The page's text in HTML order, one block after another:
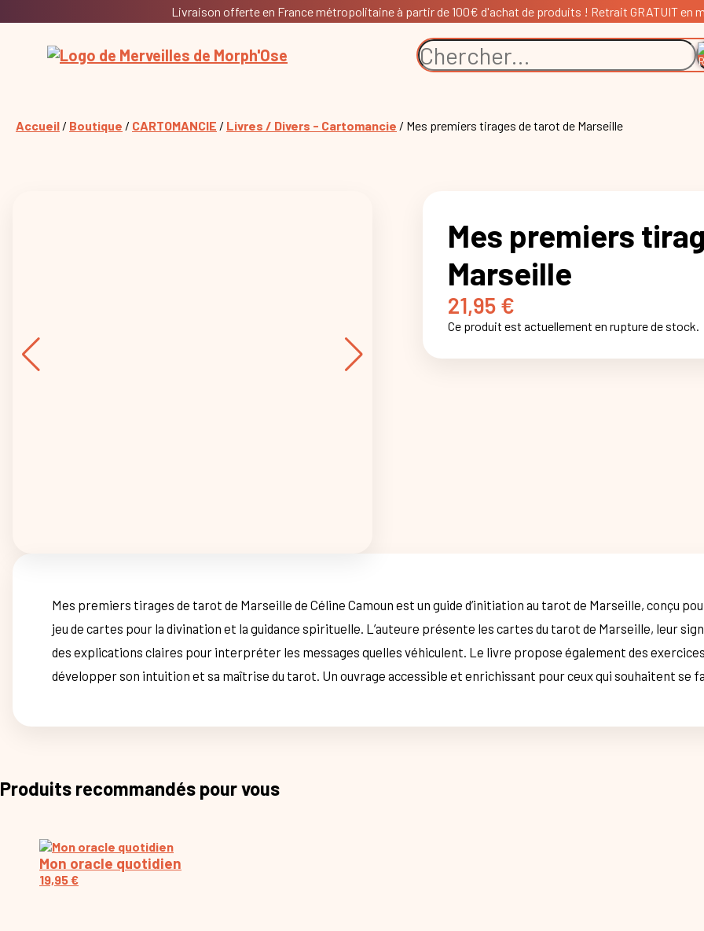
Livraison offerte en France métropolitaine à partir de 100€ d'achat de produits ! Retrait GRATUIT en
Accueil / Boutique / CARTOMANCIE / Livres / Divers - Cartomancie / Mes premiers tirages de tarot de Marseille
Mes premiers
Marseille
21,95 €
Ce produit est actuellement en rupture de stock.
Mes premiers tirages de tarot de Marseille de Céline Camoun est un guide d’initiation au tarot de Marseille, conçu
jeu de cartes pour la divination et la guidance spirituelle. L’auteure présente les cartes du tarot de Marseille, leur
des explications claires pour interpréter les messages quelles véhiculent. Le livre propose également des
développer son intuition et sa maîtrise du tarot. Un ouvrage accessible et enrichissant pour ceux qui souhaitent se
Produits recommandés pour vous
Mon oracle quotidien
19,95€